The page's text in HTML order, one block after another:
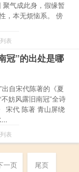
聚气成此身，假缘暂
，本无烦恼系。 傍
表
冠”的出处是哪
出自宋代陈著的《夏
妨风露旧南冠”全诗
宋代 陈著 青山屏绕
表
一页 尾页